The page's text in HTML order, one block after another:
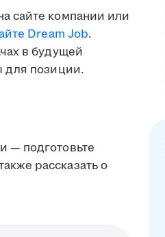
сайте компании или
Dream Job.
в будущей
для позиции.
— подготовьте
рассказать о